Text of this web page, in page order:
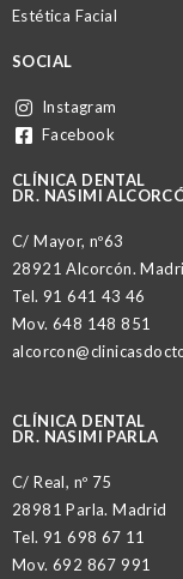
Estética Facial
SOCIAL
Instagram
Facebook
CLÍNICA DENTAL
DR. NASIMI
C/ Mayor, nº63
28921 Alcorcón.
Tel. 91 641 43 46
Mov. 648 148 851
CLÍNICA DENTAL
DR. NASIMI PARLA
C/ Real, nº 75
28981 Parla. Madrid
Tel. 91 698 67 11
Mov. 692 867 991